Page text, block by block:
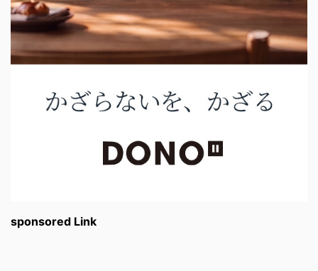
sponsored Link